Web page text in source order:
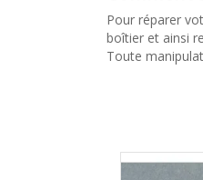
Pour réparer
boîtier et ainsi
Toute